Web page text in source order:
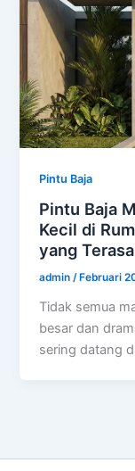
Pintu Baja
Pintu Baja
Kecil di
yang
admin/ Februari
Tidak semua
besar dan
sering datang